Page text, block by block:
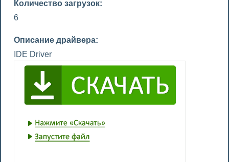
Количество загрузок:
6
Описание драйвера:
IDE Driver